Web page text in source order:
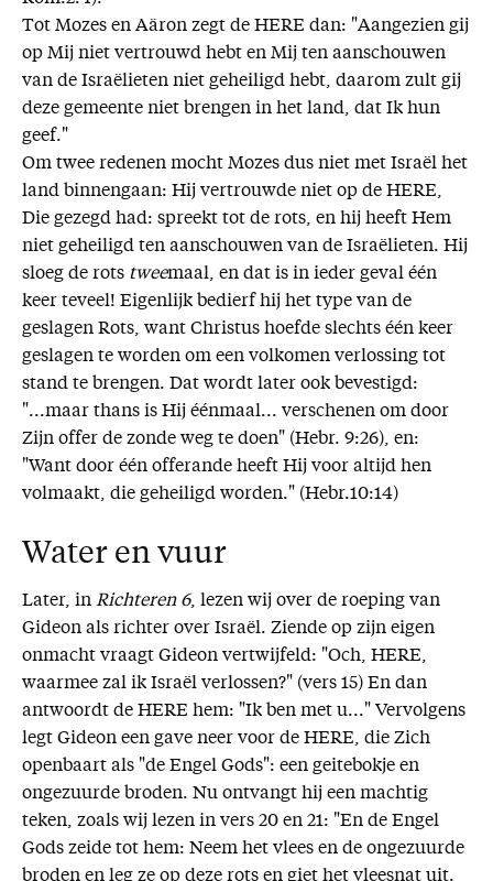
Tot Mozes en Aäron zegt de HERE dan: "Aangezien gij
op Mij niet vertrouwd hebt en Mij ten aanschouwen
van de Israëlieten niet geheiligd hebt, daarom zult gij
deze gemeente niet brengen in het land, dat Ik hun
geef."
Om twee redenen mocht Mozes dus niet met Israël het
land binnengaan: Hij vertrouwde niet op de HERE,
Die gezegd had: spreekt tot de rots, en hij heeft Hem
niet geheiligd ten aanschouwen van de Israëlieten. Hij
sloeg de rots tweemaal, en dat is in ieder geval één
keer teveel! Eigenlijk bedierf hij het type van de
geslagen Rots, want Christus hoefde slechts één keer
geslagen te worden om een volkomen verlossing tot
stand te brengen. Dat wordt later ook bevestigd:
"...maar thans is Hij éénmaal... verschenen om door
Zijn offer de zonde weg te doen" (Hebr. 9:26), en:
"Want door één offerande heeft Hij voor altijd hen
volmaakt, die geheiligd worden." (Hebr.10:14)
Water en vuur
Later, in Richteren 6, lezen wij over de roeping van
Gideon als richter over Israël. Ziende op zijn eigen
onmacht vraagt Gideon vertwijfeld: "Och, HERE,
waarmee zal ik Israël verlossen?" (vers 15) En dan
antwoordt de HERE hem: "Ik ben met u..." Vervolgens
legt Gideon een gave neer voor de HERE, die Zich
openbaart als "de Engel Gods": een geitebokje en
ongezuurde broden. Nu ontvangt hij een machtig
teken, zoals wij lezen in vers 20 en 21: "En de Engel
Gods zeide tot hem: Neem het vlees en de ongezuurde
broden en leg ze op deze rots en giet het vleesnat uit.